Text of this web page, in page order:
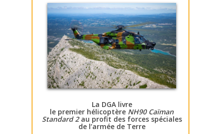
La DGA livre
le premier hélicoptère NH90 Caïman
Standard 2au profit des forces spéciales
de l’armée de Terre